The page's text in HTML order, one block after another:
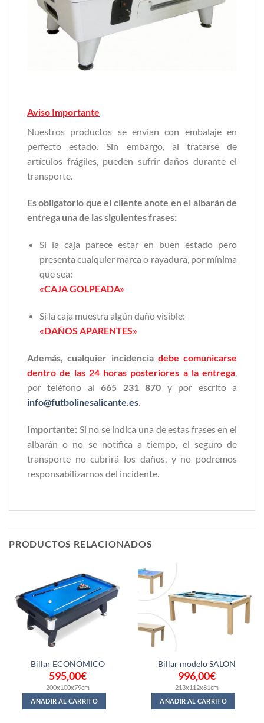
Aviso Importante
Nuestros productos se envían con embalaje en
perfecto estado. Sin embargo, al tratarse de
artículos frágiles, pueden sufrir daños durante el
transporte.
Es obligatorio que el cliente anote en el albarán de
entrega una de las siguientes frases:
Si la caja parece estar en buen estado pero
presenta cualquier marca o rayadura, por mínima
que sea:
«CAJA GOLPEADA»
Si la caja muestra algún daño visible:
«DAÑOS APARENTES»
Además, cualquier incidencia debe comunicarse
dentro de las 24 horas posteriores a la entrega,
por teléfono al665 231 870 y por escrito a
info@futbolinesalicante.es.
Importante: Si no se indica una de estas frases en el
albarán o no se notifica a tiempo, el seguro de
transporte no cubrirá los daños, y no podremos
responsabilizarnos del incidente.
PRODUCTOS RELACIONADOS
Billar ECONÓMICO
595,00€
200x100x79cm
AÑADIR AL CARRITO
Billar modelo SALON
996,00€
213x112x81cm
AÑADIR AL CARRITO